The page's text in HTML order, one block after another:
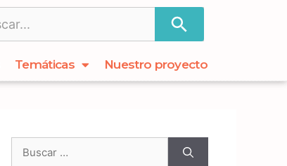
Temáticas Nuestro proyecto